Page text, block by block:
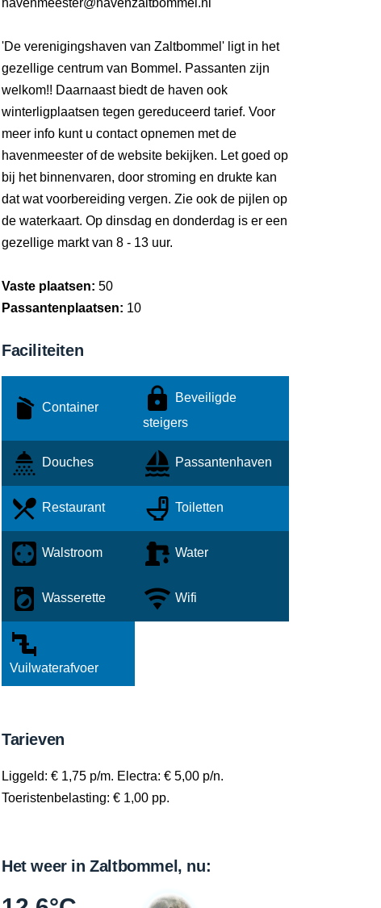
havenmeester@havenzaltbommel.nl
'De verenigingshaven van Zaltbommel' ligt in het
gezellige centrum van Bommel. Passanten zijn
welkom!! Daarnaast biedt de haven ook
winterligplaatsen tegen gereduceerd tarief. Voor
meer info kunt u contact opnemen met de
havenmeester of de website bekijken. Let goed op
bij het binnenvaren, door stroming en drukte kan
dat wat voorbereiding vergen. Zie ook de pijlen op
de waterkaart. Op dinsdag en donderdag is er een
gezellige markt van 8 - 13 uur.
Vaste plaatsen: 50
Passantenplaatsen: 10
Faciliteiten
Container
Beveiligde
steigers
Douches Passantenhaven
Restaurant Toiletten
Walstroom Water
Wasserette Wifi
Vuilwaterafvoer
Tarieven
Liggeld: € 1,75 p/m. Electra: € 5,00 p/n.
Toeristenbelasting: € 1,00 pp.
Het weer in Zaltbommel, nu: